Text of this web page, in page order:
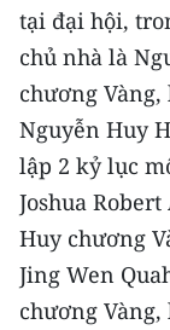
tại đại hội,
chủ nhà là
chương
Nguyễn Huy
lập 2 kỷ lục
Joshua
Huy chương
Jing Wen
chương